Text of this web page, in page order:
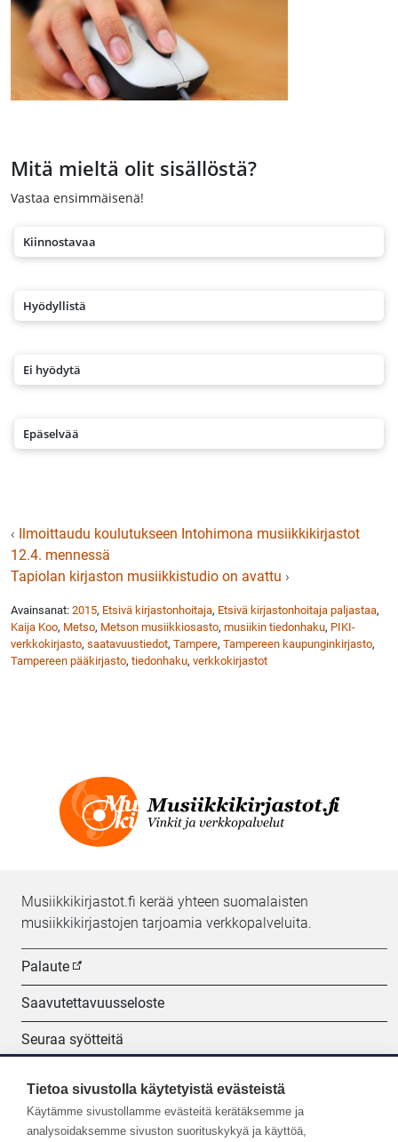
Mitä mieltä olit sisällöstä?
Vastaa ensimmäisenä!
Kiinnostavaa
Hyödyllistä
Ei hyödytä
Epäselvää
‹ Ilmoittaudu koulutukseen Intohimona musiikkikirjastot
12.4. mennessä
Tapiolan kirjaston musiikkistudio on avattu ›
Avainsanat: 2015, Etsivä kirjastonhoitaja, Etsivä kirjastonhoitaja paljastaa,
Kaija Koo, Metso, Metson musiikkiosasto, musiikin tiedonhaku, PIKI-
verkkokirjasto, saatavuustiedot, Tampere, Tampereen kaupunginkirjasto,
Tampereen pääkirjasto, tiedonhaku, verkkokirjastot
Musiikkikirjastot.fi kerää yhteen suomalaisten
musiikkikirjastojen tarjoamia verkkopalveluita.
Palaute
Saavutettavuusseloste
Seuraa syötteitä
Seuraa meitä:
Tietoa sivustolla käytetyistä evästeistä
Käytämme sivustollamme evästeitä kerätäksemme ja
analysoidaksemme sivuston suorituskykyä ja käyttöä,